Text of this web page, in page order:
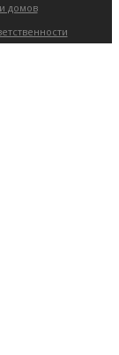
домов